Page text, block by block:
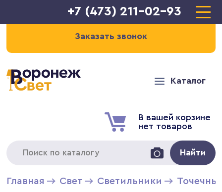
+7 (473) 211-02-93
Заказать звонок
Каталог
В вашей корзине
нет товаров
Найти
Главная Свет Светильники